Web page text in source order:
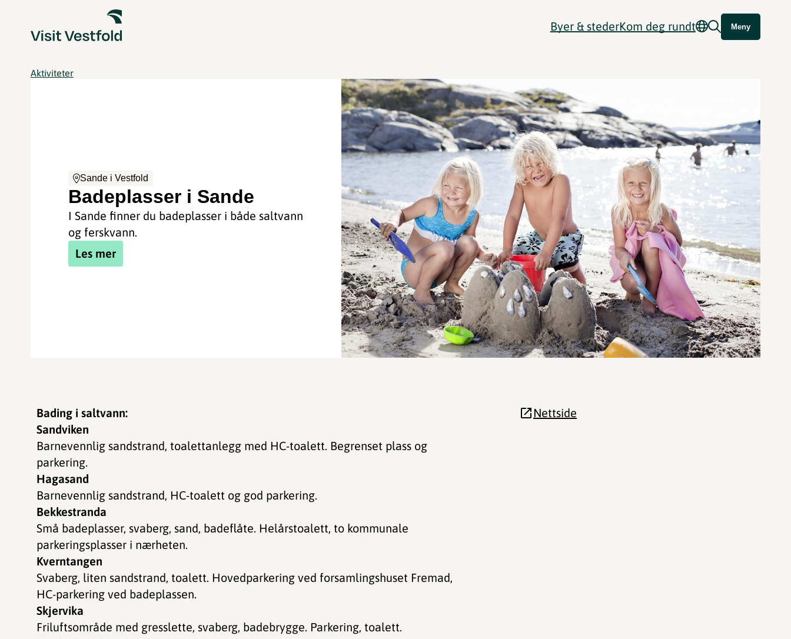
Byer & stederKom deg rundt Meny
Aktiviteter
Sande i Vestfold
Badeplasser i Sande
I Sande finner du badeplasser i både saltvann
og ferskvann.
Les mer
Bading i saltvann:
Sandviken
Barnevennlig sandstrand, toalettanlegg med HC-toalett. Begrenset plass og
parkering.
Hagasand
Barnevennlig sandstrand, HC-toalett og god parkering.
Bekkestranda
Små badeplasser, svaberg, sand, badeflåte. Helårstoalett, to kommunale
parkeringsplasser i nærheten.
Kverntangen
Svaberg, liten sandstrand, toalett. Hovedparkering ved forsamlingshuset Fremad,
HC-parkering ved badeplassen.
Skjervika
Friluftsområde med gresslette, svaberg, badebrygge. Parkering, toalett.
Nettside